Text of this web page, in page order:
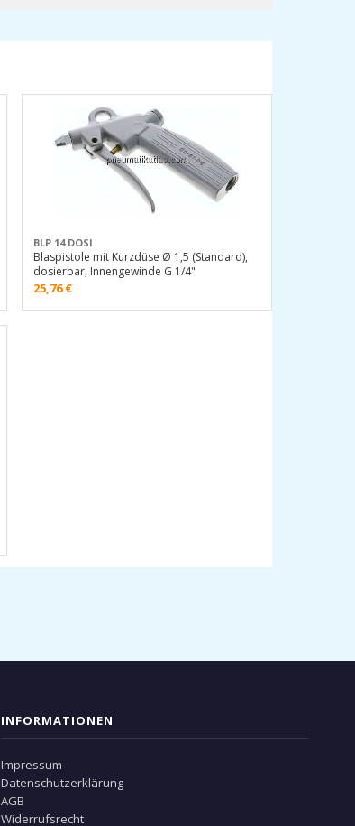
BLP 14 DOSI
Blaspistole mit Kurzdüse Ø 1,5 (Standard),
dosierbar, Innengewinde G 1/4"
25,76€
INFORMATIONEN
Impressum
Datenschutzerklärung
AGB
Widerrufsrecht